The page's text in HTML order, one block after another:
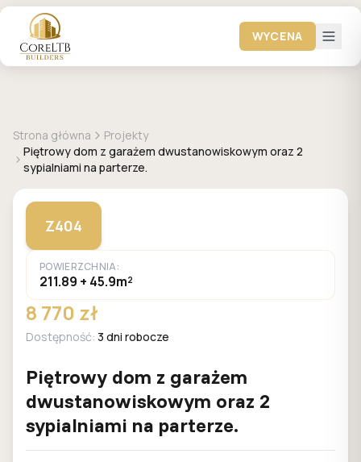
WYCENA
Strona główna
Projekty
Piętrowy dom z garażem dwustanowiskowym oraz 2
sypialniami na parterze.
Z404
POWIERZCHNIA:
211.89 + 45.9m²
8 770 zł
Dostępność: 3 dni robocze
Piętrowy dom z garażem
dwustanowiskowym oraz 2
sypialniami na parterze.